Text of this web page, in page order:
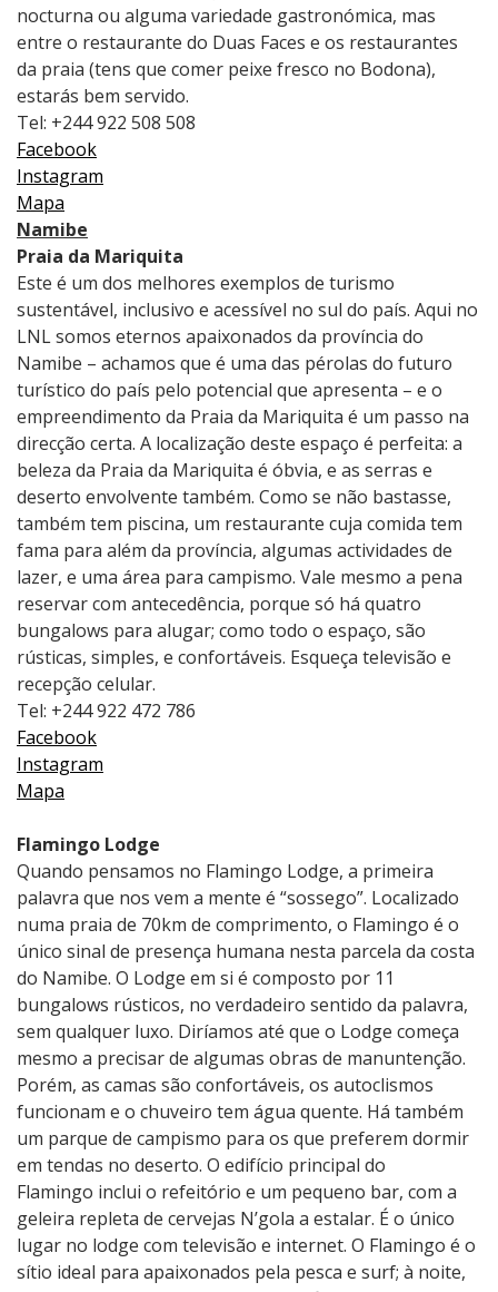
nocturna ou alguma variedade gastronómica, mas
entre o restaurante do Duas Faces e os restaurantes
da praia (tens que comer peixe fresco no Bodona),
estarás bem servido.
Tel: +244 922 508 508
Facebook
Instagram
Mapa
Namibe
Praia da Mariquita
Este é um dos melhores exemplos de turismo
sustentável, inclusivo e acessível no sul do país. Aqui no
LNL somos eternos apaixonados da província do
Namibe – achamos que é uma das pérolas do futuro
turístico do país pelo potencial que apresenta – e o
empreendimento da Praia da Mariquita é um passo na
direcção certa. A localização deste espaço é perfeita: a
beleza da Praia da Mariquita é óbvia, e as serras e
deserto envolvente também. Como se não bastasse,
também tem piscina, um restaurante cuja comida tem
fama para além da província, algumas actividades de
lazer, e uma área para campismo. Vale mesmo a pena
reservar com antecedência, porque só há quatro
bungalows para alugar; como todo o espaço, são
rústicas, simples, e confortáveis. Esqueça televisão e
recepção celular.
Tel: +244 922 472 786
Facebook
Instagram
Mapa
Flamingo Lodge
Quando pensamos no Flamingo Lodge, a primeira
palavra que nos vem a mente é “sossego”. Localizado
numa praia de 70km de comprimento, o Flamingo é o
único sinal de presença humana nesta parcela da costa
do Namibe. O Lodge em si é composto por 11
bungalows rústicos, no verdadeiro sentido da palavra,
sem qualquer luxo. Diríamos até que o Lodge começa
mesmo a precisar de algumas obras de manuntenção.
Porém, as camas são confortáveis, os autoclismos
funcionam e o chuveiro tem água quente. Há também
um parque de campismo para os que preferem dormir
em tendas no deserto. O edifício principal do
Flamingo inclui o refeitório e um pequeno bar, com a
geleira repleta de cervejas N’gola a estalar. É o único
lugar no lodge com televisão e internet. O Flamingo é o
sítio ideal para apaixonados pela pesca e surf; à noite,